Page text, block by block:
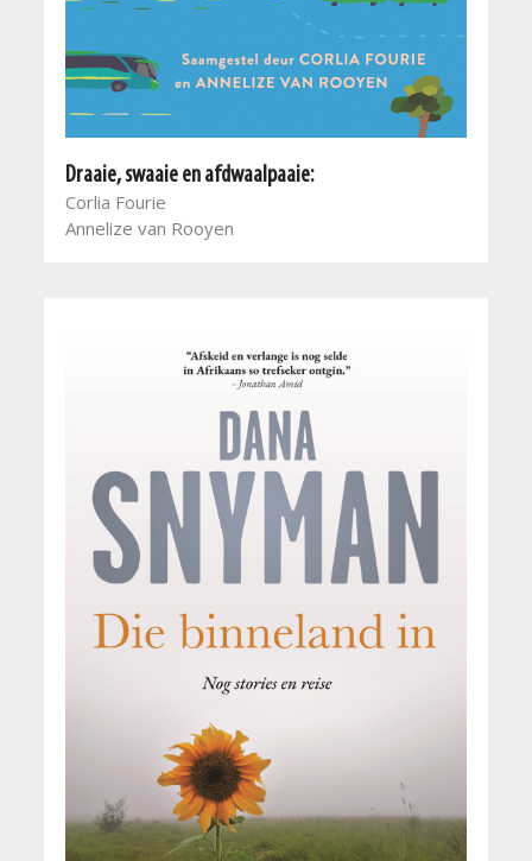
Draaie, swaaie en afdwaalpaaie:
Corlia Fourie
Annelize van Rooyen